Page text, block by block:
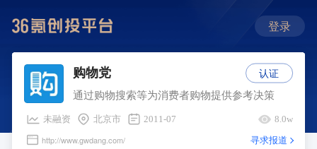
登录
购物党
通过购物搜索等为消费者购物提供参考决策
未融资 北京市 2011-07 8.0w
http://www.gwdang.com/ 寻求报道
认证